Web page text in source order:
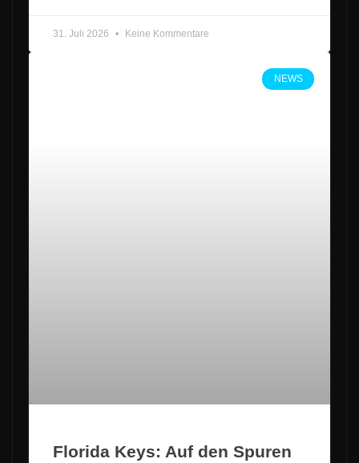
31. Juli 2026 Keine Kommentare
NEWS
Florida Keys: Auf den Spuren